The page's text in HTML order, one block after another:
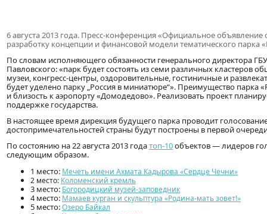
6 августа 2013 года. Пресс-конференция «Официальное
разработку концепции и финансовой модели тематического парка
По словам исполняющего обязанности генерального директора
Павловского: «парк будет состоять из семи различных кластеров
музеи, конгресс-центры, оздоровительные, гостиничные и
будет уделено парку „Россия в миниатюре“». Преимущество парка
и близость к аэропорту «Домодедово». Реализовать проект
поддержке государства.
В настоящее время дирекция будущего парка проводит
достопримечательностей страны будут построены в первой
По состоянию на 22 августа 2013 годатоп-10объектов — лидеров
следующим образом.
1 место: Мечеть имени Ахмата Кадырова «Сердце Чечни»
2 место: Коломенский кремль
3 место: Богородицкий музей-заповедник
4 место: Мамаев курган и скульптура «Родина-мать зовет!»
5 место:Озеро Байкал